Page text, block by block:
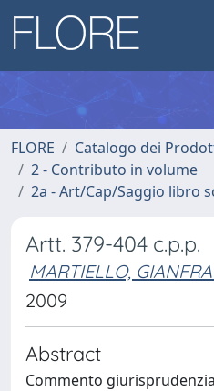
FLORE
Catalogo dei
2 - Contributo in volume
2a - Art/Cap/Saggio libro
Artt. 379-404 c.p.p.
MARTIELLO,
2009
Abstract
Commento